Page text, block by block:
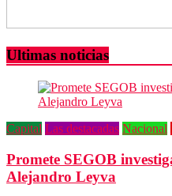
Ultimas noticias
Capital Las destacadas Nacional
Promete SEGOB
Alejandro Leyva